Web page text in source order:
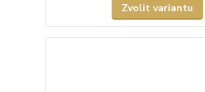
Zvolit variantu